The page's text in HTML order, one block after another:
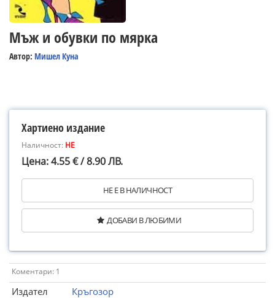
Мъж и обувки по мярка
Автор: Мишел Куна
Хартиено издание
Наличност: НЕ
Цена: 4.55 € / 8.90 ЛВ.
НЕ Е В НАЛИЧНОСТ
ДОБАВИ В ЛЮБИМИ
Коментари: 1
Издател
Кръгозор